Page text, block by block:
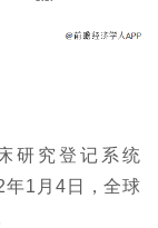
研究登记系统
1月4日，全球